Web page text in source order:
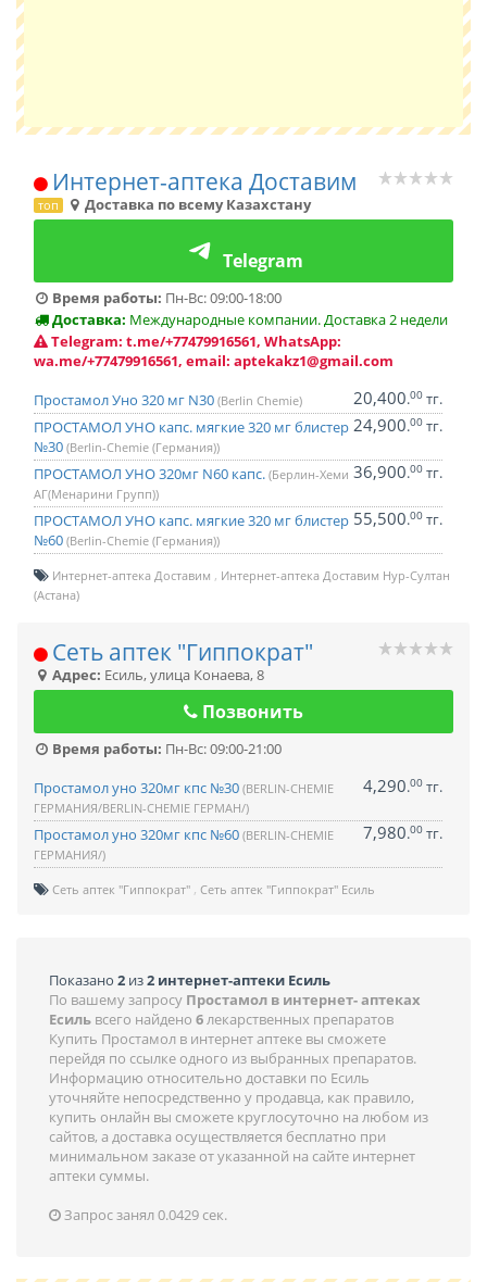
Интернет-аптека Доставим
топ Доставка по всему Казахстану
Telegram
Время работы: Пн-Вс: 09:00-18:00
Доставка: Международные компании. Доставка 2 недели
Telegram: t.me/+77479916561, WhatsApp:
wa.me/+77479916561, email: aptekakz1@gmail.com
Простамол Уно 320 мг N30 (Berlin Chemie) 20,400.00 тг.
ПРОСТАМОЛ УНО капс. мягкие 320 мг блистер
№30 (Berlin-Chemie (Германия))
24,900.00 тг.
ПРОСТАМОЛ УНО 320мг N60 капс. (Берлин-Хеми
АГ(Менарини Групп))
36,900.00 тг.
ПРОСТАМОЛ УНО капс. мягкие 320 мг блистер
№60 (Berlin-Chemie (Германия))
55,500.00 тг.
Интернет-аптека Доставим
Интернет-аптека Доставим Нур-Султан
(Астана)
Сеть аптек "Гиппократ"
Адрес: Есиль,улица Конаева, 8
Позвонить
Время работы: Пн-Вс: 09:00-21:00
Простамол уно 320мг кпс №30 (BERLIN-CHEMIE
ГЕРМАНИЯ/BERLIN-CHEMIE ГЕРМАН/)
4,290.00 тг.
Простамол уно 320мг кпс №60 (BERLIN-CHEMIE
ГЕРМАНИЯ/)
7,980.00 тг.
Сеть аптек "Гиппократ" Сеть аптек "Гиппократ" Есиль
Показано 2 из2 интернет-аптеки Есиль
По вашему запросу Простамол в интернет- аптеках
Есиль всего найдено 6лекарственных препаратов
Купить Простамол в интернет аптеке вы сможете
перейдя по ссылке одного из выбранных препаратов.
Информацию относительно доставки по Есиль
уточняйте непосредственно у продавца, как правило,
купить онлайн вы сможете круглосуточно на любом из
сайтов, а доставка осуществляется бесплатно при
минимальном заказе от указанной на сайте интернет
аптеки суммы.
Запрос занял 0.0429 сек.